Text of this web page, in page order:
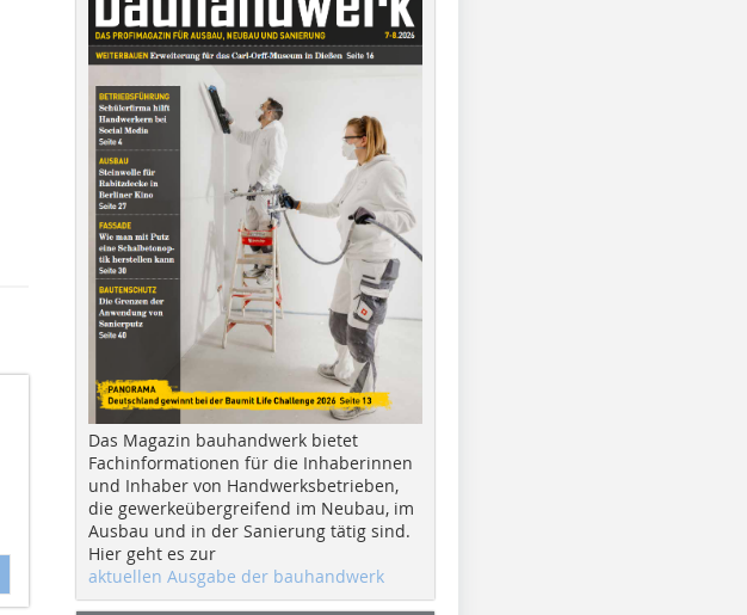
Das Magazin bauhandwerk bietet
Fachinformationen für die Inhaberinnen
und Inhaber von Handwerksbetrieben,
die gewerkeübergreifend im Neubau, im
Ausbau und in der Sanierung tätig sind.
Hier geht es zur
aktuellen Ausgabe der bauhandwerk